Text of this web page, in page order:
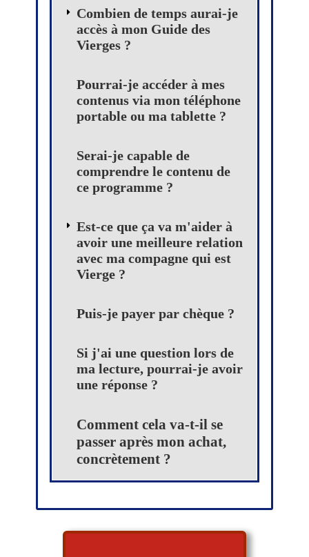
Combien de temps aurai-je
accès à mon Guide des
Vierges ?
Pourrai-je accéder à mes
contenus via mon téléphone
portable ou ma tablette ?
Serai-je capable de
comprendre le contenu de
ce programme ?
Est-ce que ça va m'aider à
avoir une meilleure relation
avec ma compagne qui est
Vierge ?
Puis-je payer par chèque ?
Si j'ai une question lors de
ma lecture, pourrai-je avoir
une réponse ?
Comment cela va-t-il se
passer après mon achat,
concrètement ?